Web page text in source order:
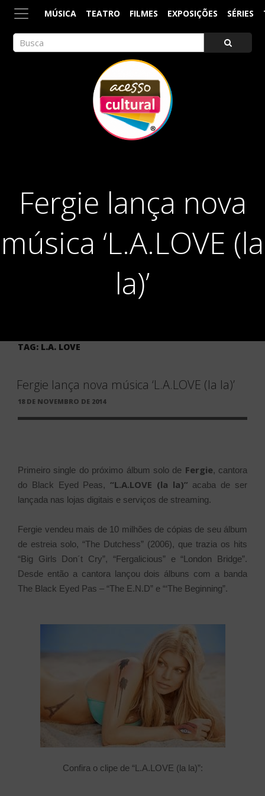
MÚSICA TEATRO FILMES EXPOSIÇÕES SÉRIES
Fergie lança nova
música ‘L.A.LOVE (la
la)’
TAG: L.A. LOVE
Fergie lança nova música ‘L.A.LOVE (la la)’
PUBLICADO
18 DE NOVEMBRO DE 2014
Primeiro single do próximo álbum solo de Fergie, cantora
do Black Eyed Peas,“L.A.LOVE (la la)” acaba de ser
lançada nas lojas digitais e serviços de streaming.
Fergie vendeu mais de 10 milhões de cópias de seu álbum
de estreia solo, “The Dutchess” (2006), que trazia os hits
“Big Girls Don´t Cry”, “Fergalicious” e “London Bridge”.
Desde então a cantora lançou dois álbuns com a banda
The Black Eyed Pas – “The E.N.D” e “‘The Beginning”.
Confira o clipe de “L.A.LOVE (la la)”: